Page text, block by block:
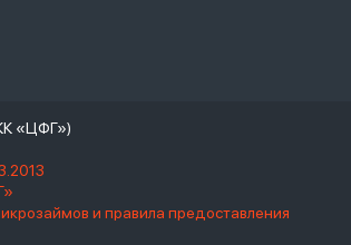
«ЦФГ»)
и правила предоставления